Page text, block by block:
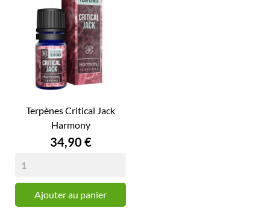
Terpènes Critical Jack
Harmony
Prix
34,90 €
Ajouter au panier